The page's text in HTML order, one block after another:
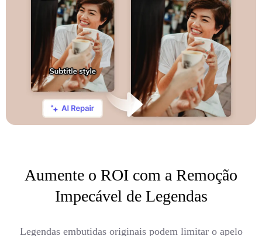
Aumente o ROI com a Remoção
Impecável de Legendas
Legendas embutidas originais podem limitar o apelo